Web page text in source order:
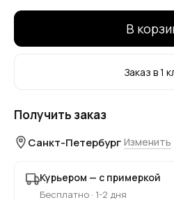
В
Заказ в 1
Получить заказ
Санкт-Петербург Изменить
Курьером — с примеркой
Бесплатно · 1-2 дня